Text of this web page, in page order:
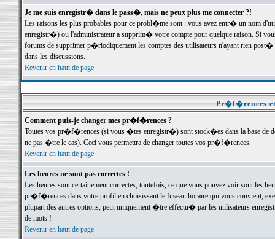
Je me suis enregistr� dans le pass�, mais ne peux plus me connecter ?!
Les raisons les plus probables pour ce probl�me sont : vous avez entr� un nom
enregistr�) ou l'administrateur a supprim� votre compte pour quelque raison. Si
forums de supprimer p�riodiquement les comptes des utilisateurs n'ayant rien
dans les discussions.
Revenir en haut de page
Pr�f�rences
Comment puis-je changer mes pr�f�rences ?
Toutes vos pr�f�rences (si vous �tes enregistr�) sont stock�es dans la base de
ne pas �tre le cas). Ceci vous permettra de changer toutes vos pr�f�rences.
Revenir en haut de page
Les heures ne sont pas correctes !
Les heures sont certainement correctes; toutefois, ce que vous pouvez voir sont
pr�f�rences dans votre profil en choisissant le fuseau horaire qui vous convient,
plupart des autres options, peut uniquement �tre effectu� par les utilisateurs
de mots !
Revenir en haut de page